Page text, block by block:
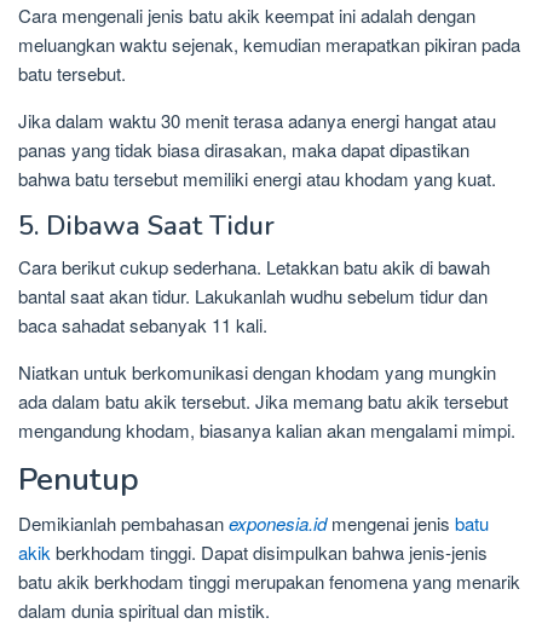
Cara mengenali jenis batu akik keempat ini adalah dengan
meluangkan waktu sejenak, kemudian merapatkan pikiran pada
batu tersebut.
Jika dalam waktu 30 menit terasa adanya energi hangat atau
panas yang tidak biasa dirasakan, maka dapat dipastikan
bahwa batu tersebut memiliki energi atau khodam yang kuat.
5. Dibawa Saat Tidur
Cara berikut cukup sederhana. Letakkan batu akik di bawah
bantal saat akan tidur. Lakukanlah wudhu sebelum tidur dan
baca sahadat sebanyak 11 kali.
Niatkan untuk berkomunikasi dengan khodam yang mungkin
ada dalam batu akik tersebut. Jika memang batu akik tersebut
mengandung khodam, biasanya kalian akan mengalami mimpi.
Penutup
Demikianlah pembahasanexponesia.idmengenai jenis batu
akikberkhodam tinggi. Dapat disimpulkan bahwa jenis-jenis
batu akik berkhodam tinggi merupakan fenomena yang menarik
dalam dunia spiritual dan mistik.